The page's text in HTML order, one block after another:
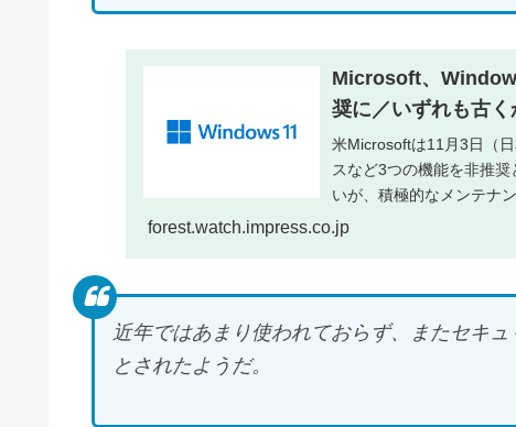
Microsoft、
奨に／いずれも古
米Microsoftは11月3日（
スなど3つの機能を非推
いが、積極的なメンテナ
forest.watch.impress.co.jp
近年ではあまり使われておらず、またセキ
とされたようだ。